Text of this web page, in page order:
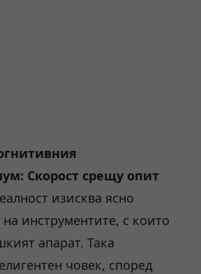
Скорост срещу опит
изисква ясно
инструментите, с които
апарат. Така
човек, според